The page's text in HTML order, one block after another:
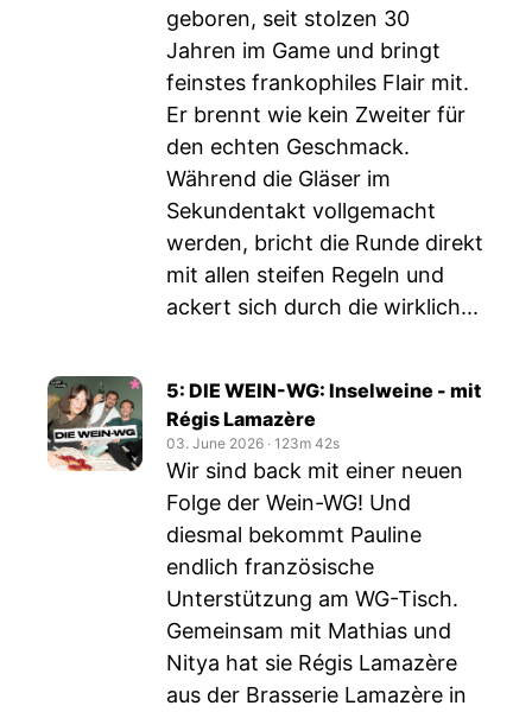
geboren, seit stolzen 30
Jahren im Game und bringt
feinstes frankophiles Flair mit.
Er brennt wie kein Zweiter für
den echten Geschmack.
Während die Gläser im
Sekundentakt vollgemacht
werden, bricht die Runde direkt
mit allen steifen Regeln und
ackert sich durch die wirklich...
5: DIE WEIN-WG: Inselweine - mit
Régis Lamazère
03. June 2026 ‧ 123m 42s
Wir sind back mit einer neuen
Folge der Wein-WG! Und
diesmal bekommt Pauline
endlich französische
Unterstützung am WG-Tisch.
Gemeinsam mit Mathias und
Nitya hat sie Régis Lamazère
aus der Brasserie Lamazère in